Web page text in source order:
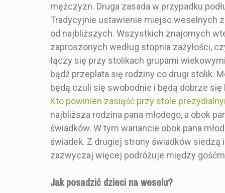
mężczyzn. Druga zasada w przypadku
Tradycyjnie ustawienie miejsc weselnych
od najbliższych. Wszystkich znajomych
zaproszonych według stopnia zażyłości,
łączy się przy stolikach grupami
bądź przeplata się rodziny co drugi stolik.
będą czuli się swobodnie i będą dobrze
Kto powinien zasiąść przy stole
najbliższa rodzina pana młodego, a obok
świadków. W tym wariancie obok pana
świadek. Z drugiej strony świadków siedzą
zazwyczaj więcej podróżuje między
Jak posadzić dzieci na weselu?
polecamy
mniejsze
danego
do
kupna